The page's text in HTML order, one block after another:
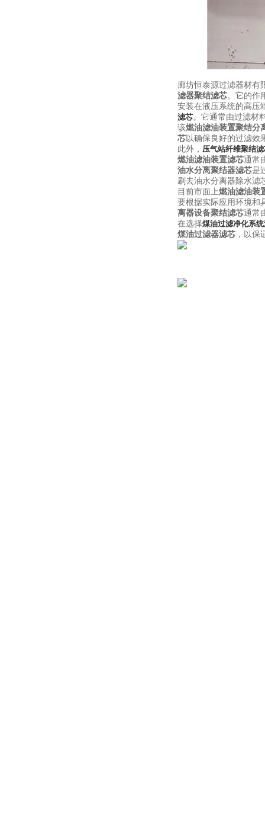
廊坊恒泰源过滤器材有
滤器聚结滤芯。 它的作
安装在液压系统的高压
滤芯。 它通常由过滤材
该燃油滤油装置聚结分
芯以确保良好的过滤效
此外， 压气站纤维聚结
燃油滤油装置滤芯通常
油水分离聚结器滤芯是
刷去油水分离器除水滤
目前市面上燃油滤油装
要根据实际应用环境和
离器设备聚结滤芯通常
在选择煤油过滤净化系
煤油过滤器滤芯 ，以